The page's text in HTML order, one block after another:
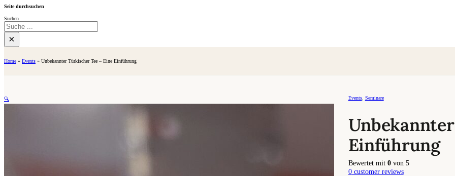
Seite durchsuchen
Suchen
×
Home » Events » Unbekannter Türkischer Tee – Eine Einführung
🔍 Events, Seminare
Einführung
Bewertet mit 0von 5
0customer reviews